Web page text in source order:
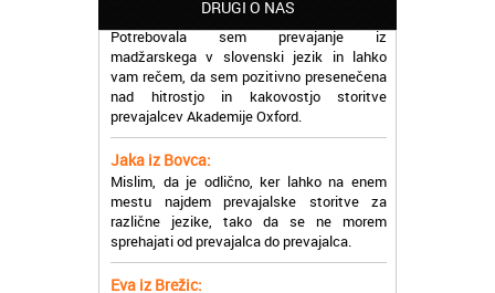
DRUGI O NAS
Potrebovala sem prevajanje iz
madžarskega v slovenski jezik in lahko
vam rečem, da sem pozitivno presenečena
nad hitrostjo in kakovostjo storitve
prevajalcev Akademije Oxford.
Jaka iz Bovca:
Mislim, da je odlično, ker lahko na enem
mestu najdem prevajalske storitve za
različne jezike, tako da se ne morem
sprehajati od prevajalca do prevajalca.
Eva iz Brežic:
Nujno sem potrebovala prevod v francoski